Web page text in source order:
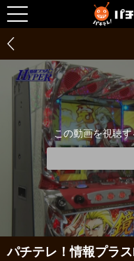
この動画を視聴
パチテレ！情報プラ